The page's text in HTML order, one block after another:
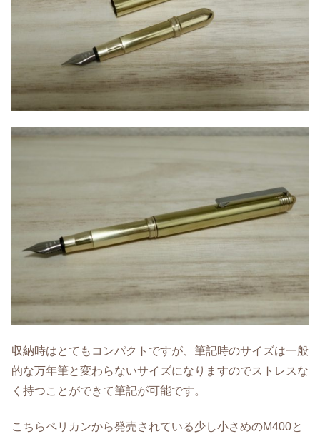
収納時はとてもコンパクトですが、筆記時のサイズは一般
的な万年筆と変わらないサイズになりますのでストレスな
く持つことができて筆記が可能です。
こちらペリカンから発売されている少し小さめのM400と